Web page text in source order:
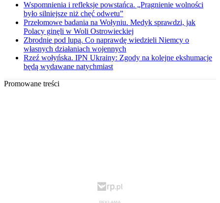
Wspomnienia i refleksje powstańca. „Pragnienie wolności
było silniejsze niż chęć odwetu”
Przełomowe badania na Wołyniu. Medyk sprawdzi, jak
Polacy ginęli w Woli Ostrowieckiej
Zbrodnie pod lupą. Co naprawdę wiedzieli Niemcy o
własnych działaniach wojennych
Rzeź wołyńska. IPN Ukrainy: Zgody na kolejne ekshumacje
będą wydawane natychmiast
Promowane treści